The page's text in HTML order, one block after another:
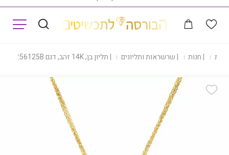
|חנות |שרשראות ותליונים |תליון בן, 14K זהב, דגם P277-256125B
Add Wishlist